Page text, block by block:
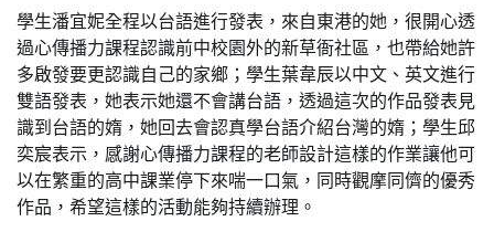
學生潘宜妮全程以台語進行發表，來自東港的她，很開心透
過心傳播力課程認識前中校園外的新草衙社區，也帶給她許
多啟發要更認識自己的家鄉；學生葉韋辰以中文、英文進行
雙語發表，她表示她還不會講台語，透過這次的作品發表見
識到台語的媠，她回去會認真學台語介紹台灣的媠；學生邱
奕宸表示，感謝心傳播力課程的老師設計這樣的作業讓他可
以在繁重的高中課業停下來喘一口氣，同時觀摩同儕的優秀
作品，希望這樣的活動能夠持續辦理。